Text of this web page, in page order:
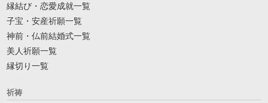
縁結び・恋愛成就一覧
子宝・安産祈願一覧
神前・仏前結婚式一覧
美人祈願一覧
縁切り一覧
祈祷